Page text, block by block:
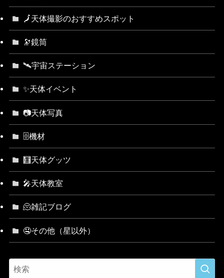
🗾天体撮影のおすすめスポット
🔭鏡筒
🛰宇宙ステーション
✨天体イベント
📷天体写真
🗄機材
🧮天体グッツ
🎤天体教室
🫠雑記ブログ
🤤その他（星以外）